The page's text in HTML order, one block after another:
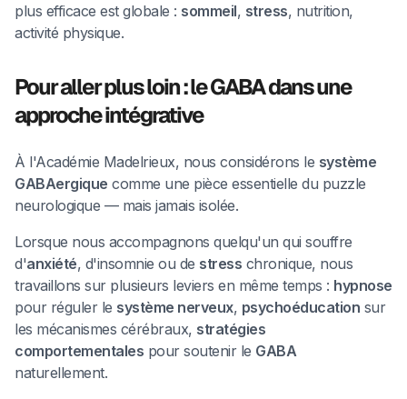
plus efficace est globale : sommeil, stress, nutrition,
activité physique.
Pour aller plus loin : le GABA dans une
approche intégrative
À l'Académie Madelrieux, nous considérons le système
GABAergique comme une pièce essentielle du puzzle
neurologique — mais jamais isolée.
Lorsque nous accompagnons quelqu'un qui souffre
d'anxiété, d'insomnie ou de stress chronique, nous
travaillons sur plusieurs leviers en même temps : hypnose
pour réguler le système nerveux, psychoéducation sur
les mécanismes cérébraux, stratégies
comportementales pour soutenir le GABA
naturellement.